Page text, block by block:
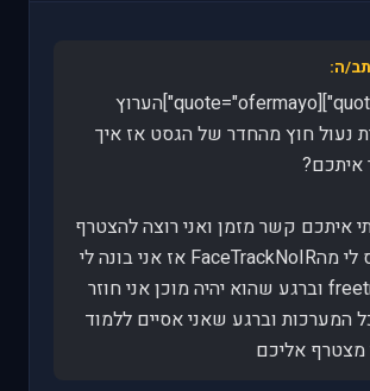
[quote="Climax"][quote="ofermayo"]הערוץ
נעול חוץ מהחדר של הגסט אז איך
איתכם?
איתכם קשר מזמן ואני רוצה להצטרף
פשוט נמאס לי מהFaceTrackNoIR אז אני בונה לי
עכשיו freetrack וברגע שהוא יהיה מוכן אני חוזר
המערכות וברגע שאני אסיים ללמוד
מצטרף אליכם